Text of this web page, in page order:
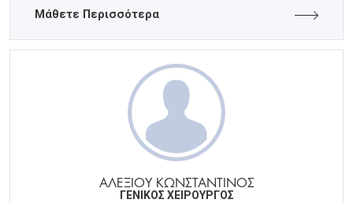
Μάθετε Περισσότερα
ΑΛΕΞΙΟΥ ΚΩΝΣΤΑΝΤΙΝΟΣ
ΓΕΝΙΚΟΣ ΧΕΙΡΟΥΡΓΟΣ